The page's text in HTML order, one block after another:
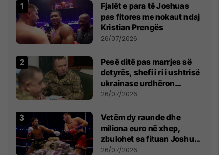
Fjalët e para të Joshuas
pas fitores me nokaut ndaj
Kristian Prengës
26/07/2026
Pesë ditë pas marrjes së
detyrës, shefi i ri i ushtrisë
ukrainase urdhëron
kontroll të madh
26/07/2026
Vetëm dy raunde dhe
miliona euro në xhep,
zbulohet sa fituan Joshua
e Prenga
26/07/2026